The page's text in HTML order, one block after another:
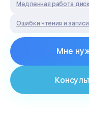
Медленная работа
Ошибки чтения и
Мне